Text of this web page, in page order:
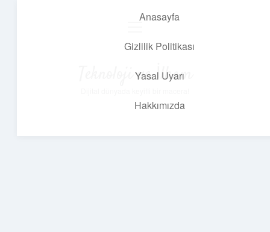
Anasayfa
Gizlilik Politikası
Yasal Uyarı
Hakkımızda
Teknoloji ve İlham